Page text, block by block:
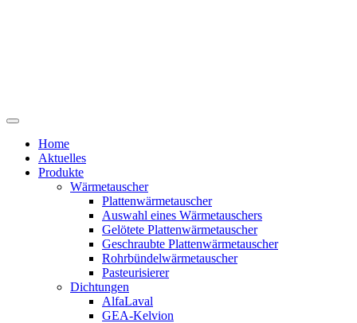
Home
Aktuelles
Produkte
Wärmetauscher
Plattenwärmetauscher
Auswahl eines Wärmetauschers
Gelötete Plattenwärmetauscher
Geschraubte Plattenwärmetauscher
Rohrbündelwärmetauscher
Pasteurisierer
Dichtungen
AlfaLaval
GEA-Kelvion